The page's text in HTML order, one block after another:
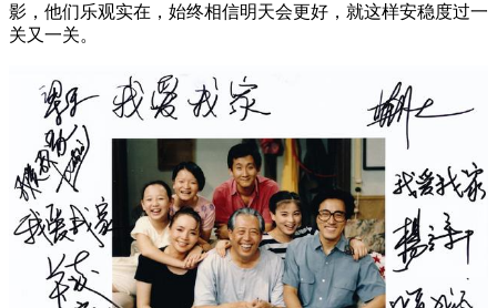
影，他们乐观实在，始终相信明天会更好，就这样安稳度过一
关又一关。